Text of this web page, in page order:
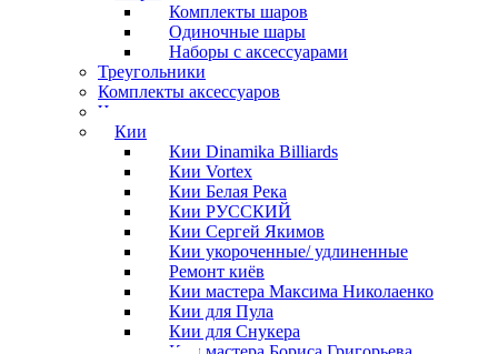
Комплекты шаров
Одиночные шары
Наборы с аксессуарами
Треугольники
Комплекты аксессуаров
Часы
Кии
Кии Dinamika Billiards
Кии Vortex
Кии Белая Река
Кии РУССКИЙ
Кии Сергей Якимов
Кии укороченные/ удлиненные
Ремонт киёв
Кии мастера Максима Николаенко
Кии для Пула
Кии для Снукера